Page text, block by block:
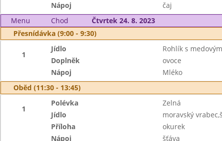
Nápoj
čaj
Menu
Chod
Čtvrtek 24. 8. 2023
Přesnídávka (9:00 - 9:30)
1
Jídlo
Rohlík s
Doplněk
ovoce
Nápoj
Mléko
Oběd (11:30 - 13:45)
1
Polévka
Zelná
Jídlo
moravský
Příloha
okurek
Nápoj
šťáva